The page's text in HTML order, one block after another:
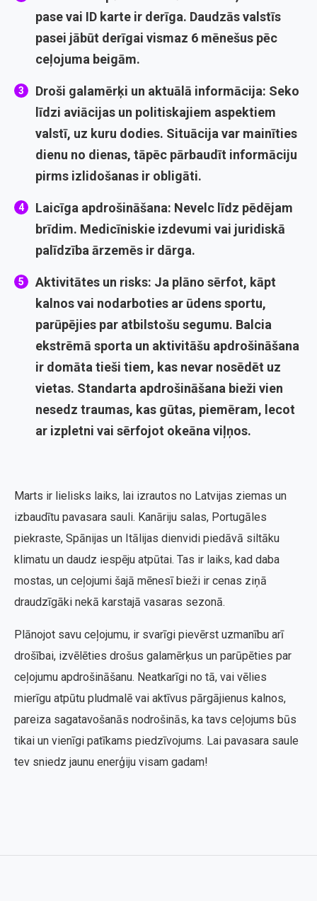
pase vai ID karte ir derīga. Daudzās valstīs
pasei jābūt derīgai vismaz 6 mēnešus pēc
ceļojuma beigām.
Droši galamērķi un aktuālā informācija: Seko
līdzi aviācijas un politiskajiem aspektiem
valstī, uz kuru dodies. Situācija var mainīties
dienu no dienas, tāpēc pārbaudīt informāciju
pirms izlidošanas ir obligāti.
Laicīga apdrošināšana: Nevelc līdz pēdējam
brīdim. Medicīniskie izdevumi vai juridiskā
palīdzība ārzemēs ir dārga.
Aktivitātes un risks: Ja plāno sērfot, kāpt
kalnos vai nodarboties ar ūdens sportu,
parūpējies par atbilstošu segumu. Balcia
ekstrēmā sporta un aktivitāšu apdrošināšana
ir domāta tieši tiem, kas nevar nosēdēt uz
vietas. Standarta apdrošināšana bieži vien
nesedz traumas, kas gūtas, piemēram, lecot
ar izpletni vai sērfojot okeāna viļņos.
Marts ir lielisks laiks, lai izrautos no Latvijas ziemas un
izbaudītu pavasara sauli. Kanāriju salas, Portugāles
piekraste, Spānijas un Itālijas dienvidi piedāvā siltāku
klimatu un daudz iespēju atpūtai. Tas ir laiks, kad daba
mostas, un ceļojumi šajā mēnesī bieži ir cenas ziņā
draudzīgāki nekā karstajā vasaras sezonā.
Plānojot savu ceļojumu, ir svarīgi pievērst uzmanību arī
drošībai, izvēlēties drošus galamērķus un parūpēties par
ceļojumu apdrošināšanu. Neatkarīgi no tā, vai vēlies
mierīgu atpūtu pludmalē vai aktīvus pārgājienus kalnos,
pareiza sagatavošanās nodrošinās, ka tavs ceļojums būs
tikai un vienīgi patīkams piedzīvojums. Lai pavasara saule
tev sniedz jaunu enerģiju visam gadam!